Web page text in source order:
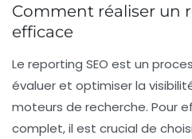
Comment réaliser un
efficace
Le reporting SEO est un
évaluer et optimiser la
moteurs de recherche. Pour
complet, il est crucial de